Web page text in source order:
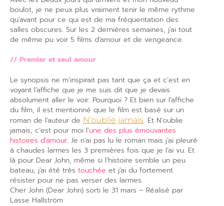
boulot, je ne peux plus vraiment tenir le même rythme
qu’avant pour ce qui est de ma fréquentation des
salles obscures. Sur les 2 dernières semaines, j’ai tout
de même pu voir 5 films d’amour et de vengeance.
// Premier et seul amour
Le synopsis ne m’inspirait pas tant que ça et c’est en
voyant l’affiche que je me suis dit que je devais
absolument aller le voir. Pourquoi ? Et bien sur l’affiche
du film, il est mentionné que le film est basé sur un
roman de l’auteur de N’oublie jamais. Et N’oublie
jamais, c’est pour moi l’une des plus émouvantes
histoires d’amour. Je n’ai pas lu le roman mais j’ai pleuré
à chaudes larmes les 3 premières fois que je l’ai vu. Et
là pour Dear John, même si l’histoire semble un peu
bateau, j’ai été très touchée et j’ai du fortement
résister pour ne pas verser des larmes.
Cher John (Dear John) sorti le 31 mars – Réalisé par
Lasse Hallström